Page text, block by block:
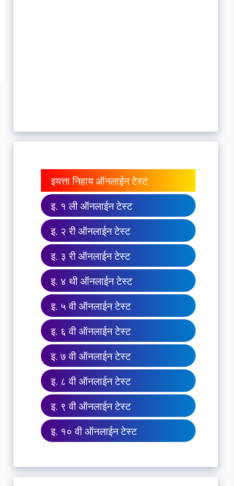
इयत्ता निहाय ऑनलाईन टेस्ट
इ. १ ली ऑनलाईन टेस्ट
इ. २ री ऑनलाईन टेस्ट
इ. ३ री ऑनलाईन टेस्ट
इ. ४ थी ऑनलाईन टेस्ट
इ. ५ वी ऑनलाईन टेस्ट
इ. ६ वी ऑनलाईन टेस्ट
इ. ७ वी ऑनलाईन टेस्ट
इ. ८ वी ऑनलाईन टेस्ट
इ. ९ वी ऑनलाईन टेस्ट
इ. १० वी ऑनलाईन टेस्ट